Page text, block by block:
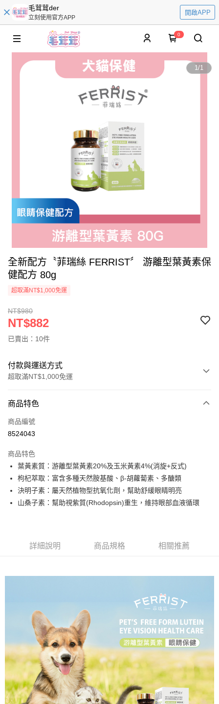
毛茸茸der
立刻使用官方APP
開啟APP
0
1/1
全新配方〝菲瑞絲 FERRIST〞 游離型葉黃素保
健配方 80g
超取滿NT$1,000免運
NT$980
NT$882
已賣出：10件
付款與運送方式
超取滿NT$1,000免運
信用卡一次付款
超商取貨付款
Apple Pay
街口支付
全盈+PAY
運送方式
7-11取貨付款
每筆NT$60，滿NT$1,000(含以上)免運費
付款後7-11取貨
每筆NT$60，滿NT$1,000(含以上)免運費
宅配
每筆NT$90，滿NT$1,500(含以上)免運費
商品特色
商品編號
8524043
商品特色
葉黃素質：游離型葉黃素20%及玉米黃素4%(消旋+反式)
枸杞萃取：富含多種天然胺基酸、β-胡蘿蔔素、多醣類
決明子素：屬天然植物型抗氧化劑，幫助舒緩眼睛明亮
山桑子素：幫助視紫質(Rhodopsin)重生，維持眼部血液循環
詳細說明 商品規格 相關推薦